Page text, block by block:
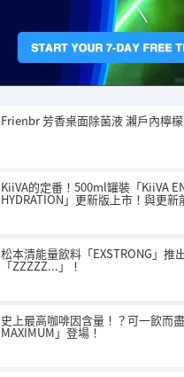
Frienbr 芳香桌面除菌液 瀨戶內檸
KiiVA的定番！500ml罐裝「KiiVA
HYDRATION」更新版上市！與更新
松本清能量飲料「EXSTRONG」推
「ZZZZZ...」！
史上最高咖啡因含量！？可一飲而
MAXIMUM」登場！